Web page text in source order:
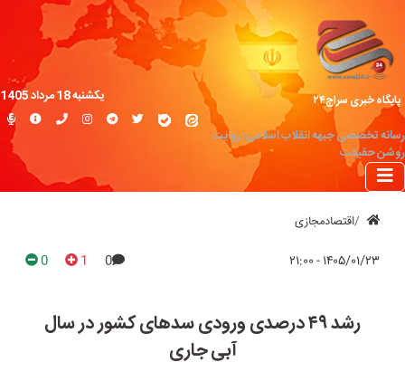
پایگاه خبری سراج۲۴
رسانه تخصصی جبهه انقلاب اسلامی؛ روایت
روشن حقیقت
یکشنبه 18 مرداد 1405
اقتصادمجازی
۱۴۰۵/۰۱/۲۳ - ۲۱:۰۰ 0
1
0
رشد ۴۹ درصدی ورودی سدهای کشور در سال
آبی جاری